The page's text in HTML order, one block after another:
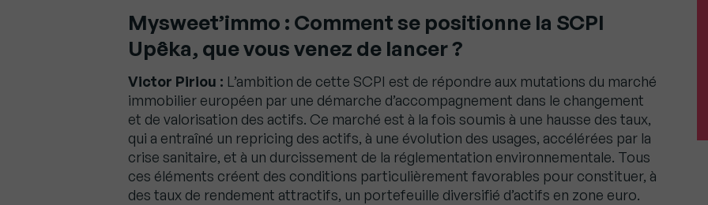
Mysweet’immo : Comment se positionne la SCPI
Upêka, que vous venez de lancer ?
Victor Piriou : L’ambition de cette SCPI est de répondre aux mutations du marché
immobilier européen par une démarche d’accompagnement dans le changement
et de valorisation des actifs. Ce marché est à la fois soumis à une hausse des taux,
qui a entraîné un repricing des actifs, à une évolution des usages, accélérées par la
crise sanitaire, et à un durcissement de la réglementation environnementale. Tous
ces éléments créent des conditions particulièrement favorables pour constituer, à
des taux de rendement attractifs, un portefeuille diversifié d’actifs en zone euro.